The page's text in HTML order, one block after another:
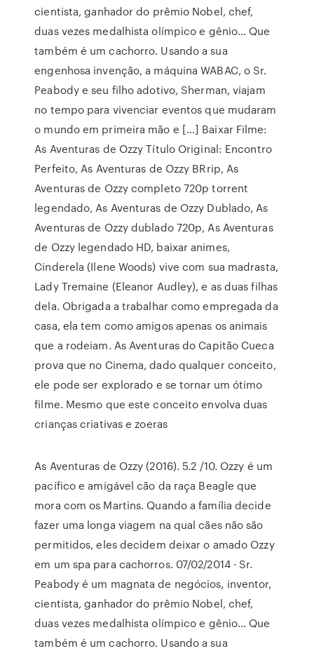
cientista, ganhador do prêmio Nobel, chef,
duas vezes medalhista olímpico e gênio… Que
também é um cachorro. Usando a sua
engenhosa invenção, a máquina WABAC, o Sr.
Peabody e seu filho adotivo, Sherman, viajam
no tempo para vivenciar eventos que mudaram
o mundo em primeira mão e […] Baixar Filme:
As Aventuras de Ozzy Título Original: Encontro
Perfeito, As Aventuras de Ozzy BRrip, As
Aventuras de Ozzy completo 720p torrent
legendado, As Aventuras de Ozzy Dublado, As
Aventuras de Ozzy dublado 720p, As Aventuras
de Ozzy legendado HD, baixar animes,
Cinderela (Ilene Woods) vive com sua madrasta,
Lady Tremaine (Eleanor Audley), e as duas filhas
dela. Obrigada a trabalhar como empregada da
casa, ela tem como amigos apenas os animais
que a rodeiam. As Aventuras do Capitão Cueca
prova que no Cinema, dado qualquer conceito,
ele pode ser explorado e se tornar um ótimo
filme. Mesmo que este conceito envolva duas
crianças criativas e zoeras
As Aventuras de Ozzy (2016). 5.2 /10. Ozzy é um
pacífico e amigável cão da raça Beagle que
mora com os Martins. Quando a família decide
fazer uma longa viagem na qual cães não são
permitidos, eles decidem deixar o amado Ozzy
em um spa para cachorros. 07/02/2014 · Sr.
Peabody é um magnata de negócios, inventor,
cientista, ganhador do prêmio Nobel, chef,
duas vezes medalhista olímpico e gênio… Que
também é um cachorro. Usando a sua